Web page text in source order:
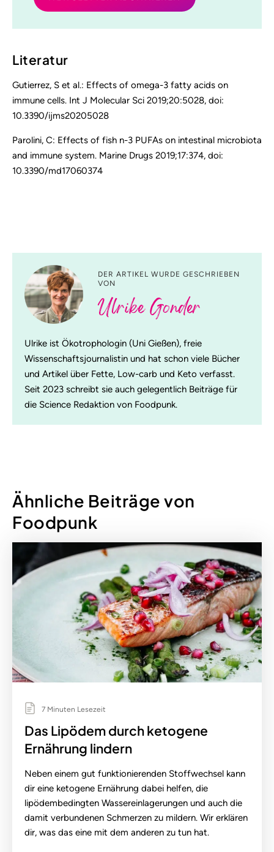
Literatur
Gutierrez, S et al.: Effects of omega-3 fatty acids on
immune cells. Int J Molecular Sci 2019;20:5028, doi:
10.3390/ijms20205028
Parolini, C: Effects of fish n-3 PUFAs on intestinal microbiota
and immune system. Marine Drugs 2019;17:374, doi:
10.3390/md17060374
DER ARTIKEL WURDE GESCHRIEBEN
VON
Ulrike Gonder
Ulrike ist Ökotrophologin (Uni Gießen), freie
Wissenschaftsjournalistin und hat schon viele Bücher
und Artikel über Fette, Low-carb und Keto verfasst.
Seit 2023 schreibt sie auch gelegentlich Beiträge für
die Science Redaktion von Foodpunk.
Ähnliche Beiträge von
Foodpunk
7 Minuten Lesezeit
Das Lipödem durch ketogene
Ernährung lindern
Neben einem gut funktionierenden Stoffwechsel kann
dir eine ketogene Ernährung dabei helfen, die
lipödembedingten Wassereinlagerungen und auch die
damit verbundenen Schmerzen zu mildern. Wir erklären
dir, was das eine mit dem anderen zu tun hat.